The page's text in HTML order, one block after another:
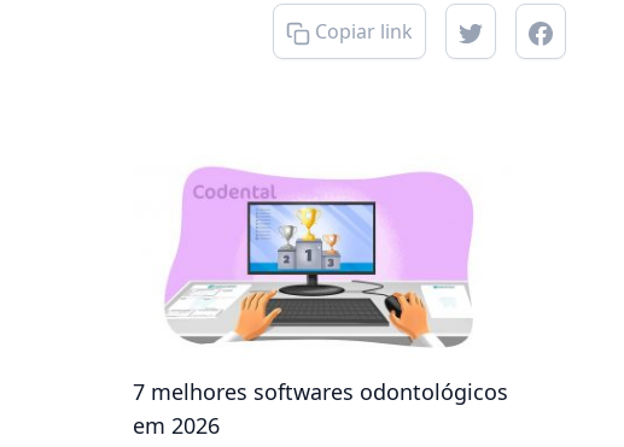
Copiar link
7 melhores softwares odontológicos
em 2026